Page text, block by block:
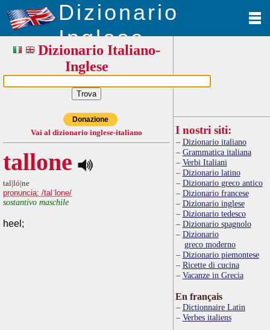
Dizionario
Inglese
Dizionario Italiano-
Inglese
Donazione
Vai al dizionario inglese-italiano
tallone
tal|ló|ne
pronuncia: /talˈlone/
sostantivo maschile
heel;
I nostri siti:
Dizionario italiano
Grammatica italiana
Verbi Italiani
Dizionario latino
Dizionario greco antico
Dizionario francese
Dizionario inglese
Dizionario tedesco
Dizionario spagnolo
Dizionario
greco moderno
Dizionario piemontese
Ricette di cucina
Vacanze in Grecia
En français
Dictionnaire Latin
Verbes italiens